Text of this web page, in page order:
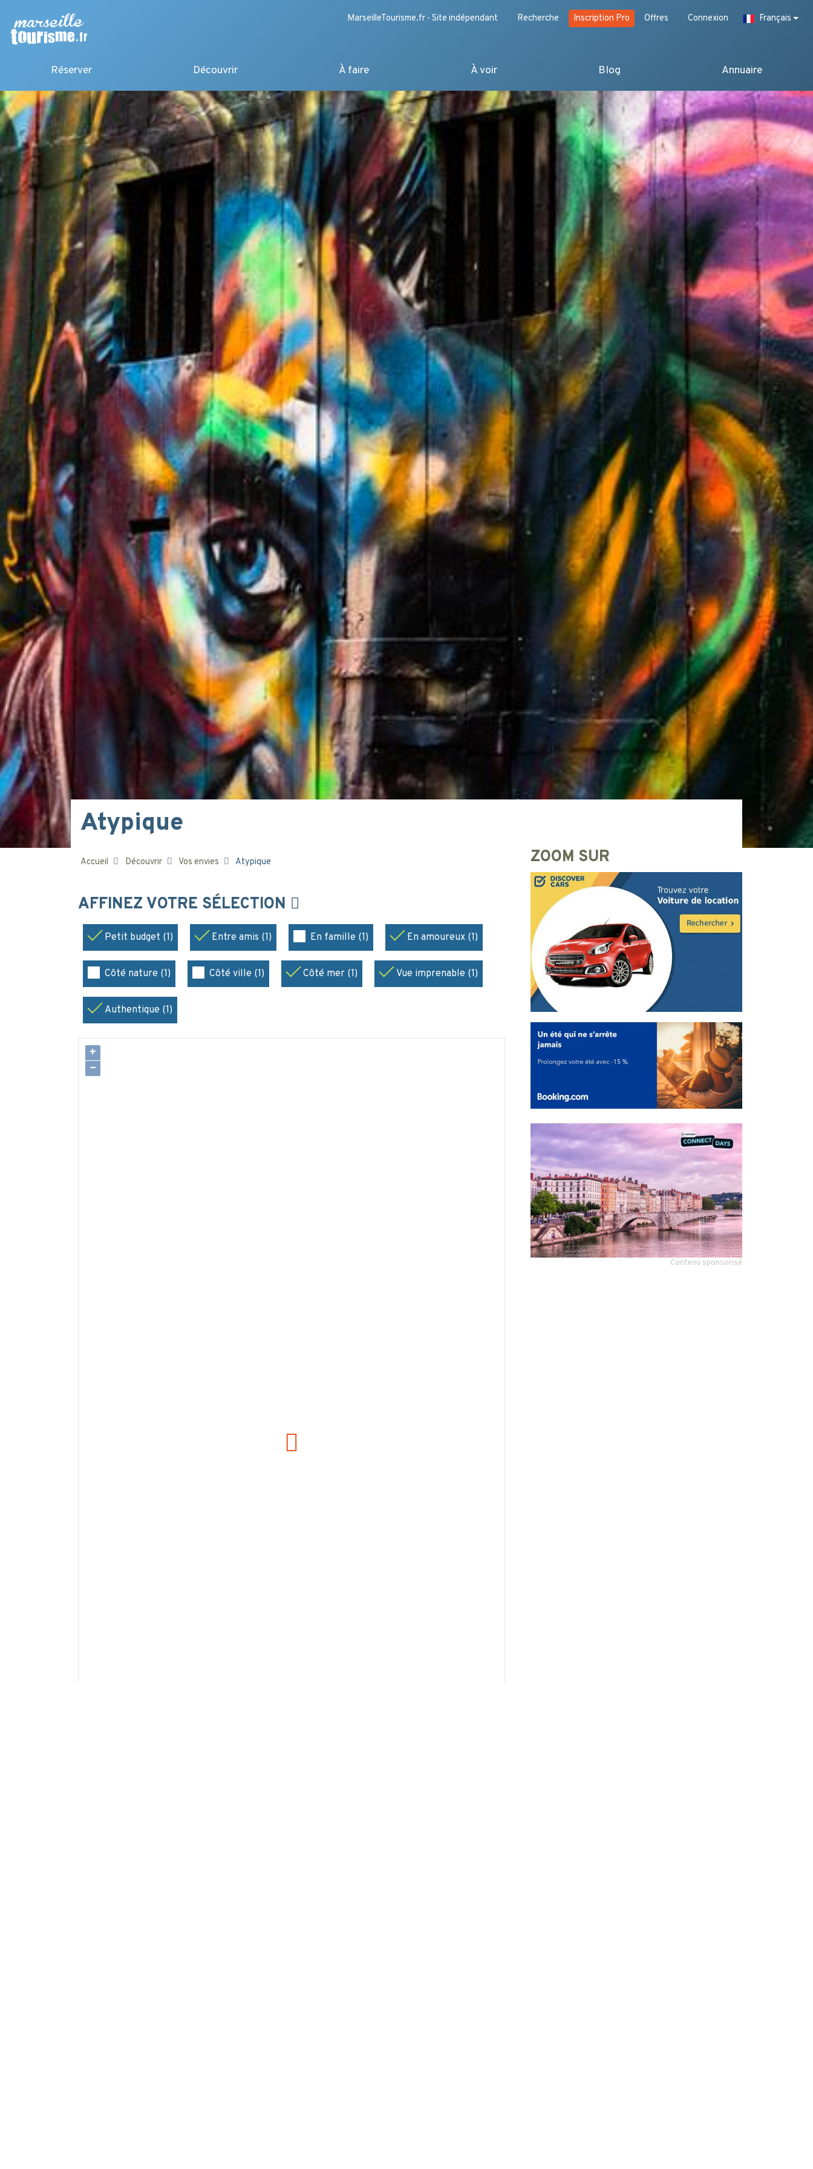
MarseilleTourisme.fr - Site indépendant Recherche Inscription Pro Offres Connexion Français
Réserver Découvrir À faire À voir Blog Annuaire
Atypique
Accueil Découvrir Vos envies Atypique
AFFINEZ VOTRE SÉLECTION
Petit budget (1) Entre amis (1) En famille (1) En amoureux (1)
Côté nature (1) Côté ville (1) Côté mer (1) Vue imprenable (1)
Authentique (1)
+
−
ZOOM SUR
Contenu sponsorisé